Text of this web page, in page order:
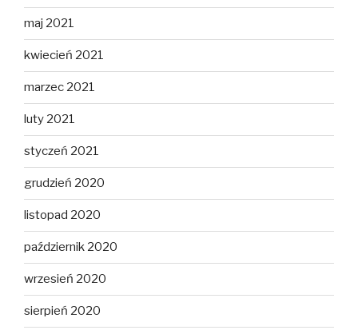
maj 2021
kwiecień 2021
marzec 2021
luty 2021
styczeń 2021
grudzień 2020
listopad 2020
październik 2020
wrzesień 2020
sierpień 2020